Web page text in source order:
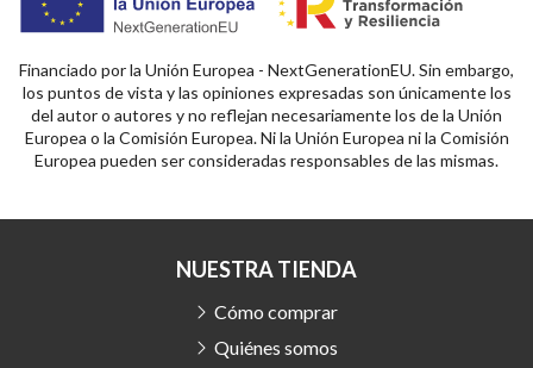
Financiado por la Unión Europea - NextGenerationEU. Sin embargo,
los puntos de vista y las opiniones expresadas son únicamente los
del autor o autores y no reflejan necesariamente los de la Unión
Europea o la Comisión Europea. Ni la Unión Europea ni la Comisión
Europea pueden ser consideradas responsables de las mismas.
NUESTRA TIENDA
Cómo comprar
Quiénes somos